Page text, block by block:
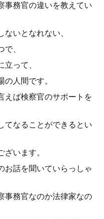
事務官の違いを教えてい
いとなれない、
、
って、
人間です。
えば検察官のサポートを
てなることができるとい
います。
お話を聞いていらっしゃ
事務官なのか法律家なの